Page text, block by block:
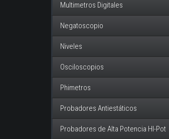
Multimetros Digitales
Negatoscopio
Niveles
Osciloscopios
Phimetros
Probadores Antiestáticos
Probadores de Alta Potencia HI-Pot